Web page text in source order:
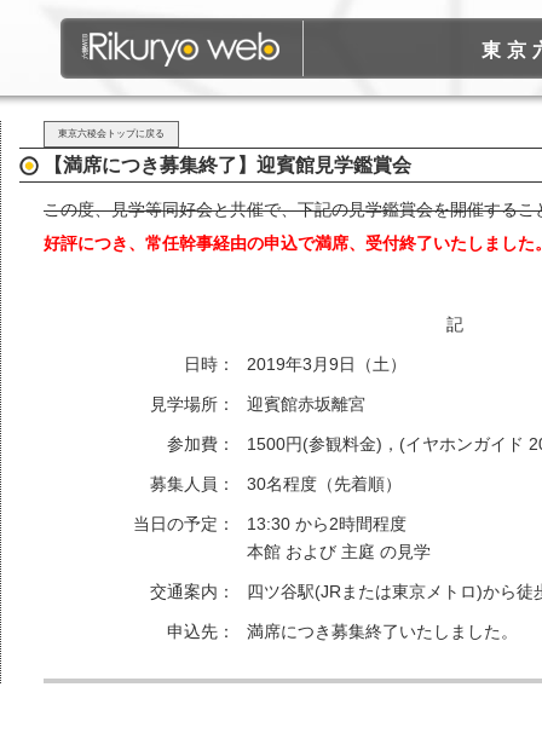
東京
東京六稜会トップに戻る
【満席につき募集終了】迎賓館見学鑑賞会
この度、見学等同好会と共催で、下記の見学鑑賞会を開催するこ
好評につき、常任幹事経由の申込で満席、受付終了いたしました
記
日時： 2019年3月9日（土）
見学場所： 迎賓館赤坂離宮
参加費： 1500円(参観料金)，(イヤホンガイド
募集人員： 30名程度（先着順）
当日の予定：
13:30 から2時間程度
本館 および 主庭 の見学
交通案内： 四ツ谷駅(JRまたは東京メトロ)から徒
申込先： 満席につき募集終了いたしました。